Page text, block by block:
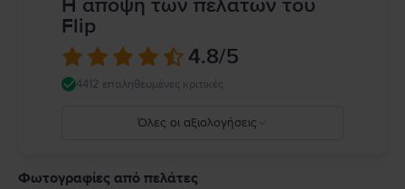
Η άποψη των πελατών του
Flip
4.8/5
4412 επαληθευμένες κριτικές
Όλες οι αξιολογήσεις
4
Φωτογραφίες από πελάτες